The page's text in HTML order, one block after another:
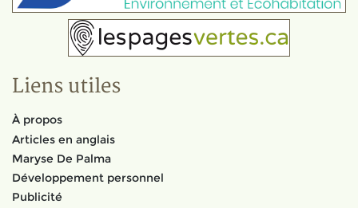
Liens utiles
À propos
Articles en anglais
Maryse De Palma
Développement personnel
Publicité